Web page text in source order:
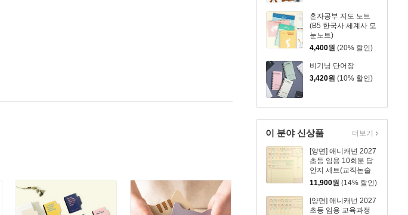
혼자공부 지도 노트
(B5 한국사 세계사 모
눈노트)
4,400원 (20% 할인)
비기닝 단어장
3,420원 (10% 할인)
이 분야 신상품
[양면] 애니캐넌 2027
초등 임용 10회분 답
안지 세트(교직논술
+교육과정)
11,900원 (14% 할인)
[양면] 애니캐넌 2027
초등 임용 교육과정
더보기